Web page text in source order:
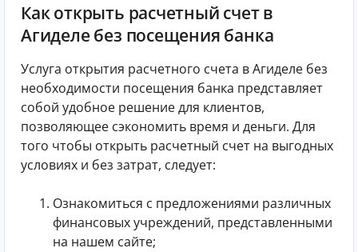
Как открыть расчетный счет в
Агиделе без посещения банка
Услуга открытия расчетного счета в Агиделе без
необходимости посещения банка представляет
собой удобное решение для клиентов,
позволяющее сэкономить время и деньги. Для
того чтобы открыть расчетный счет на выгодных
условиях и без затрат, следует:
Ознакомиться с предложениями различных
финансовых учреждений, представленными
на нашем сайте;